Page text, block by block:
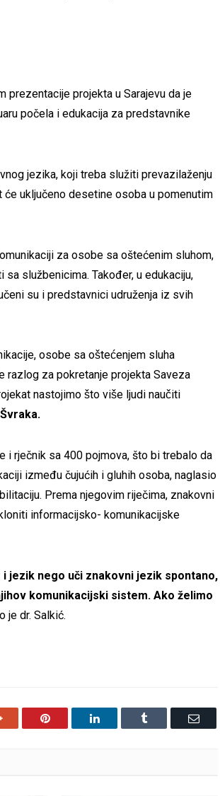
prezentacije projekta u Sarajevu da je
počela i edukacija za predstavnike
jezika, koji treba služiti prevazilaženju
uključeno desetine osoba u pomenutim
za osobe sa oštećenim sluhom,
službenicima. Također, u edukaciju,
su i predstavnici udruženja iz svih
osobe sa oštećenjem sluha
razlog za pokretanje projekta Saveza
nastojimo što više ljudi naučiti
rječnik sa 400 pojmova, što bi trebalo da
između čujućih i gluhih osoba, naglasio
Prema njegovim riječima, znakovni
informacijsko- komunikacijske
jezik nego uči znakovni jezik spontano,
komunikacijski sistem. Ako želimo
je dr. Salkić.
Google+ Pinterest LinkedIn Tumblr Email